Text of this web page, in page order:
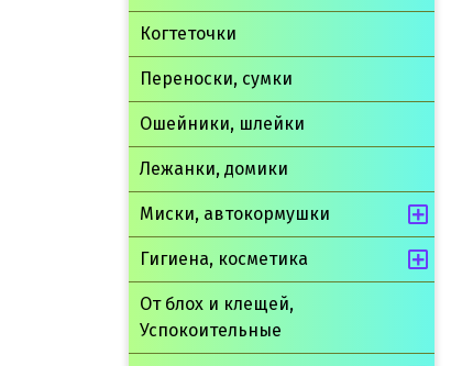
Когтеточки
Переноски, сумки
Ошейники, шлейки
Лежанки, домики
Миски, автокормушки
Гигиена, косметика
От блох и клещей,
Успокоительные